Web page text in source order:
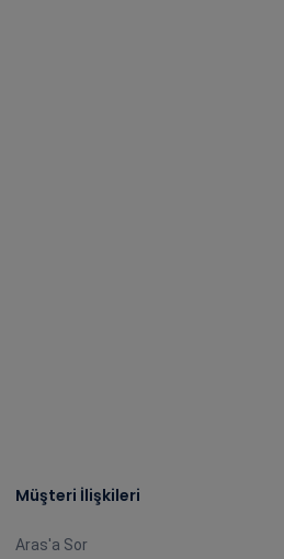
Müşteri İlişkileri
Aras'a Sor